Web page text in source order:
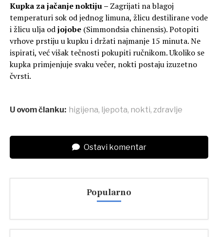
Kupka za jačanje noktiju – Zagrijati na blagoj
temperaturi sok od jednog limuna, žlicu destilirane vode
i žlicu ulja odjojobe (Simmondsia chinensis). Potopiti
vrhove prstiju u kupku i držati najmanje 15 minuta. Ne
ispirati, već višak tečnosti pokupiti ručnikom. Ukoliko se
kupka primjenjuje svaku večer, nokti postaju izuzetno
čvrsti.
U ovom članku: higijena, ljepota, nokti, zdravlje
Ostavi komentar
Popularno